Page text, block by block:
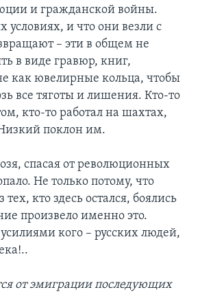
и гражданской войны.
условиях, и что они везли с
– эти в общем не
в виде гравюр, книг,
как ювелирные кольца, чтобы
все тяготы и лишения. Кто-то
кто-то работал на шахтах,
поклон им.
спасая от революционных
Не только потому, что
кто здесь остался, боялись
произвело именно это.
кого – русских людей,
от эмиграции последующих